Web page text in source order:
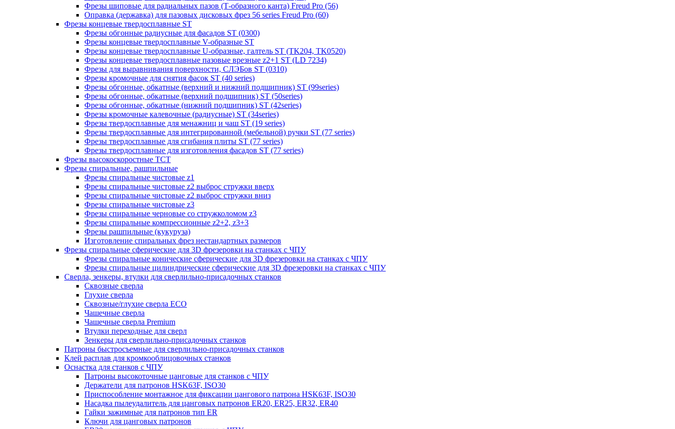
Фрезы шиповые для радиальных пазов (Т-образного канта) Freud Pro (56)
Оправка (державка) для пазовых дисковых фрез 56 series Freud Pro (60)
Фрезы концевые твердосплавные ST
Фрезы обгонные радиусные для фасадов ST (0300)
Фрезы концевые твердосплавные V-образные ST
Фрезы концевые твердосплавные U-образные, галтель ST (TK204, TK0520)
Фрезы концевые твердосплавные пазовые врезные z2+1 ST (LD 7234)
Фрезы для выравнивания поверхности, СЛЭБов ST (0310)
Фрезы кромочные для снятия фасок ST (40 series)
Фрезы обгонные, обкатные (верхний и нижний подшипник) ST (99series)
Фрезы обгонные, обкатные (верхний подшипник) ST (50series)
Фрезы обгонные, обкатные (нижний подшипник) ST (42series)
Фрезы кромочные калевочные (радиусные) ST (34series)
Фрезы твердосплавные для менажниц и чаш ST (19 series)
Фрезы твердосплавные для интегрированной (мебельной) ручки ST (77 series)
Фрезы твердосплавные для сгибания плиты ST (77 series)
Фрезы твердосплавные для изготовления фасадов ST (77 series)
Фрезы высокоскоростные ТСТ
Фрезы спиральные, рашпильные
Фрезы спиральные чистовые z1
Фрезы спиральные чистовые z2 выброс стружки вверх
Фрезы спиральные чистовые z2 выброс стружки вниз
Фрезы спиральные чистовые z3
Фрезы спиральные черновые со стружколомом z3
Фрезы спиральные компрессионные z2+2, z3+3
Фрезы рашпильные (кукуруза)
Изготовление спиральных фрез нестандартных размеров
Фрезы спиральные сферические для 3D фрезеровки на станках с ЧПУ
Фрезы спиральные конические сферические для 3D фрезеровки на станках с ЧПУ
Фрезы спиральные цилиндрические сферические для 3D фрезеровки на станках с ЧПУ
Сверла, зенкеры, втулки для сверлильно-присадочных станков
Сквозные сверла
Глухие сверла
Сквозные/глухие сверла ECO
Чашечные сверла
Чашечные сверла Premium
Втулки переходные для сверл
Зенкеры для сверлильно-присадочных станков
Патроны быстросъемные для сверлильно-присадочных станков
Клей расплав для кромкооблицовочных станков
Оснастка для станков с ЧПУ
Патроны высокоточные цанговые для станков с ЧПУ
Держатели для патронов HSK63F, ISO30
Приспособление монтажное для фиксации цангового патрона HSK63F, ISO30
Насадка пылеудалитель для цанговых патронов ER20, ER25, ER32, ER40
Гайки зажимные для патронов тип ER
Ключи для цанговых патронов